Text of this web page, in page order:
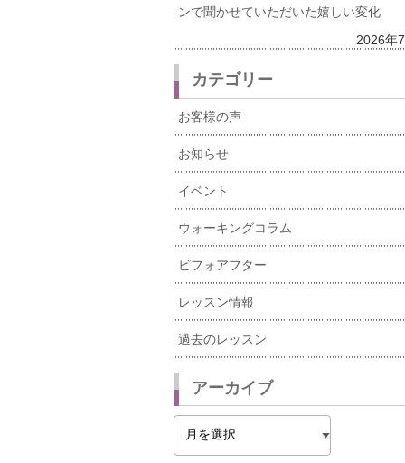
ンで聞かせていただいた嬉しい変化
2026年
カテゴリー
お客様の声
お知らせ
イベント
ウォーキングコラム
ビフォアフター
レッスン情報
過去のレッスン
アーカイブ